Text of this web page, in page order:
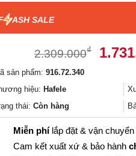
ASH SALE
2.309.000₫
Giá
sản phẩm: 916.72.340
hiệu: Hafele
thái: Còn hàng
Miễn phílắp đặt & vận chuyển
Cam kết xuất xứ & bảo hành